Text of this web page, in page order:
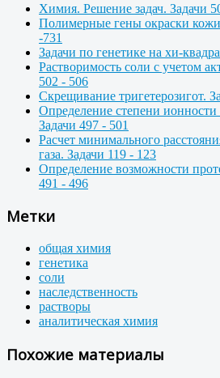
Химия. Решение задач. Задачи
Полимерные гены окраски кожи
-731
Задачи по генетике на хи-
Растворимость соли с учетом
502 - 506
Скрещивание тригетерозигот.
Определение степени ионности
Задачи 497 - 501
Расчет минимального
газа. Задачи 119 - 123
Определение возможности
491 - 496
Метки
общая химия
генетика
соли
наследственность
растворы
аналитическая химия
Похожие материалы